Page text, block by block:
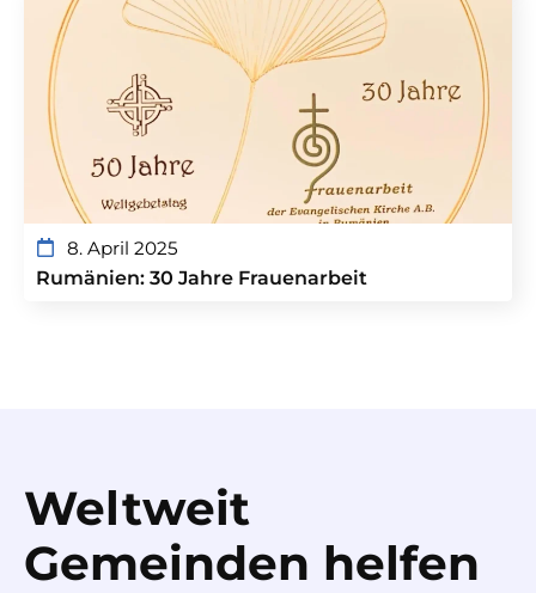
8. April 2025
Rumänien: 30 Jahre Frauenarbeit
Weltweit
Gemeinden helfen